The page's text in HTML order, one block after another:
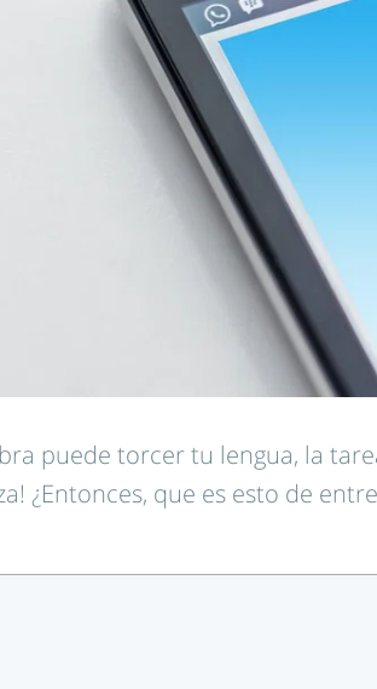
puede torcer tu lengua, la
¿Entonces, que es esto de